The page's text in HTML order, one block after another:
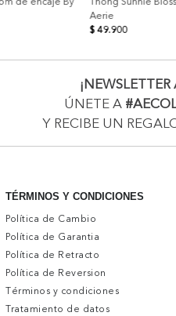
Aerie
$ 49.900
¡NEWSLETTER
ÚNETE A
Y RECIBE UN
TÉRMINOS Y CONDICIONES
Política de Cambio
Política de Garantia
Política de Retracto
Política de Reversion
Términos y condiciones
Tratamiento de datos